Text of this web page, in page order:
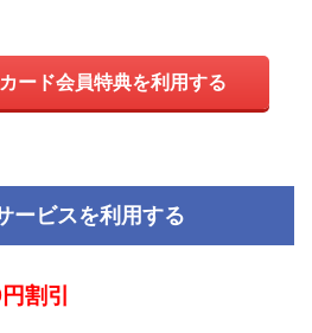
ード会員特典を利用する
ービスを利用する
割引